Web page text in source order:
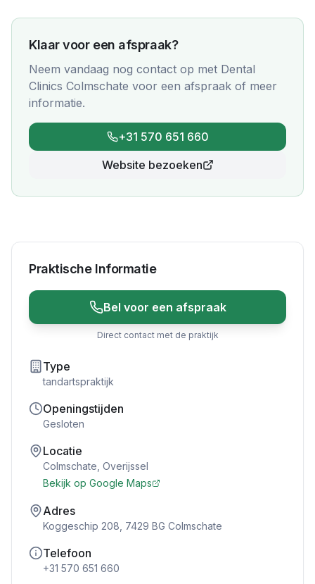
Klaar voor een afspraak?
Neem vandaag nog contact op met Dental
Clinics Colmschate voor een afspraak of meer
informatie.
+31 570 651 660
Website bezoeken
Praktische Informatie
Bel voor een afspraak
Direct contact met de praktijk
Type
tandartspraktijk
Openingstijden
Gesloten
Locatie
Colmschate Overijssel
Bekijk op Google Maps
Adres
Koggeschip 208, 7429 BG Colmschate
Telefoon
+31 570 651 660